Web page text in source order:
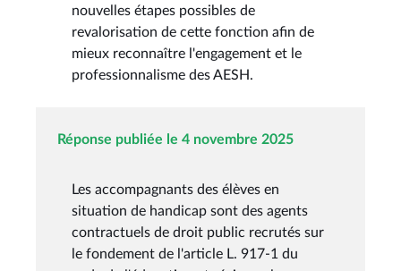
nouvelles étapes possibles de
revalorisation de cette fonction afin de
mieux reconnaître l'engagement et le
professionnalisme des AESH.
Réponse publiée le 4 novembre 2025
Les accompagnants des élèves en
situation de handicap sont des agents
contractuels de droit public recrutés sur
le fondement de l'article L. 917-1 du